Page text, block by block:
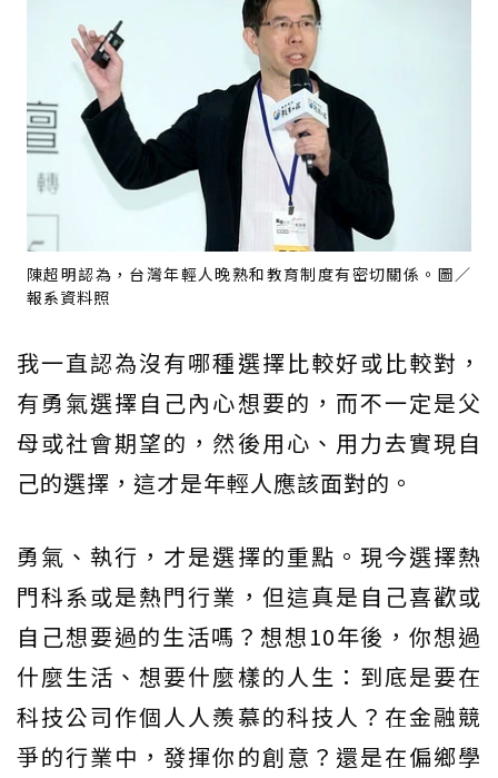
陳超明認為，台灣年輕人晚熟和教育制度有密切關係。圖／
報系資料照
我一直認為沒有哪種選擇比較好或比較對，
有勇氣選擇自己內心想要的，而不一定是父
母或社會期望的，然後用心、用力去實現自
己的選擇，這才是年輕人應該面對的。
勇氣、執行，才是選擇的重點。現今選擇熱
門科系或是熱門行業，但這真是自己喜歡或
自己想要過的生活嗎？想想10年後，你想過
什麼生活、想要什麼樣的人生：到底是要在
科技公司作個人人羨慕的科技人？在金融競
爭的行業中，發揮你的創意？還是在偏鄉學